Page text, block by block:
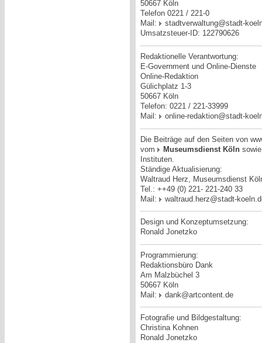
50667 Köln
Telefon 0221 / 221-0
Mail:
stadtverwaltung@stadt-
Umsatzsteuer-ID: 122790626
Redaktionelle Verantwortung:
E-Government und Online-Dienste
Online-Redaktion
Gülichplatz 1-3
50667 Köln
Telefon: 0221 / 221-33999
Mail:
online-redaktion@stadt-
Die Beiträge auf den Seiten von
vom
Museumsdienst Köln
Instituten.
Ständige Aktualisierung:
Waltraud Herz, Museumsdienst
Tel.: ++49 (0) 221- 221-240 33
Mail:
waltraud.herz@stadt-
Design und Konzeptumsetzung:
Ronald Jonetzko
Programmierung:
Redaktionsbüro Dank
Am Malzbüchel 3
50667 Köln
Mail:
dank@artcontent.de
Fotografie und Bildgestaltung:
Christina Kohnen
Ronald Jonetzko